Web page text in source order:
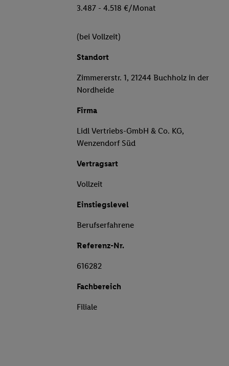
3.487 - 4.518 €/Monat
(bei Vollzeit)
Standort
Zimmererstr. 1, 21244 Buchholz in der
Nordheide
Firma
Lidl Vertriebs-GmbH & Co. KG,
Wenzendorf Süd
Vertragsart
Vollzeit
Einstiegslevel
Berufserfahrene
Referenz-Nr.
616282
Fachbereich
Filiale